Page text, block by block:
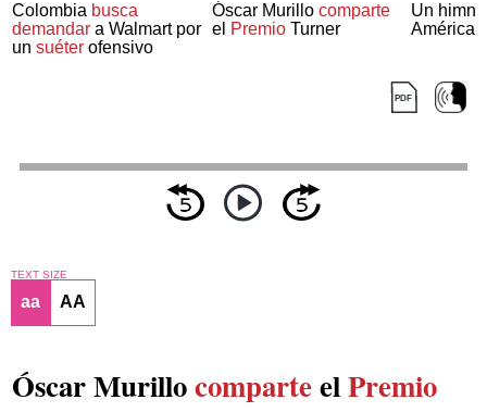
Colombia busca
demandar a Walmart por
unsuéter ofensivo
Óscar Murillo comparte
el PremioTurner
Un
América
TEXT SIZE
aa AA
Óscar MurillocomparteelPremio